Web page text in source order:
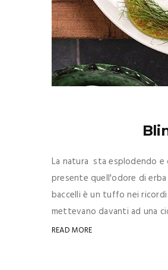
La natura sta esplodendo e
presente quell'odore di
baccelli è un tuffo nei
mettevano davanti ad una
READ MORE